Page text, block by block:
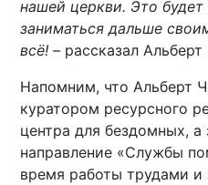
нашей церкви. Это
заниматься дальше
всё! – рассказал Альберт
Напомним, что Альберт
куратором ресурсного
центра для бездомных, а
направление «Службы
время работы трудами и